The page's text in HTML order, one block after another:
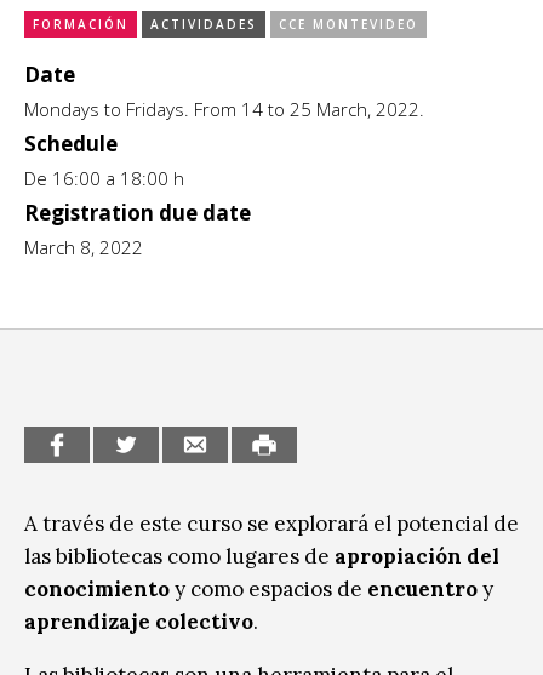
CCE en el interior/libros
Espacio itinerante de lectura infantil
Exposiciones
Formación
Género y Diversidad
Infantil y Juvenil
Sin categoría
FORMACIÓN ACTIVIDADES CCE MONTEVIDEO
Date
Mondays to Fridays. From 14 to 25 March, 2022.
Schedule
De 16:00 a 18:00 h
Registration due date
March 8, 2022
A través de este curso se explorará el potencial de
las bibliotecas como lugares de apropiación del
conocimientoy como espacios de encuentroy
aprendizaje colectivo.